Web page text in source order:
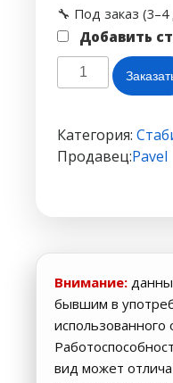
🔧 Под заказ (3–4
Добавить
Количество
товара
5.6V
SOD523
Категория:
Продавец:Pavel
Внимание:
бывшим в
использованного
вид может